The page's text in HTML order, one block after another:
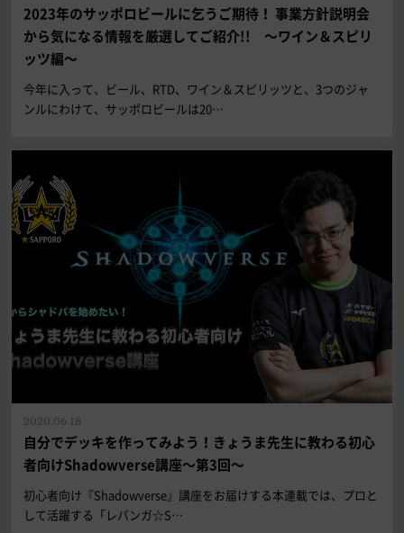
2023年のサッポロビールに乞うご期待！ 事業方針説明会
から気になる情報を厳選してご紹介!! ～ワイン＆スピリ
ッツ編～
今年に入って、ビール、RTD、ワイン＆スピリッツと、3つのジャ
ンルにわけて、サッポロビールは20…
自分でデッキを作ってみよう！きょうま先生に教わる初心
者向けShadowverse講座～第3回～
2020.06.18
初心者向け『Shadowverse』講座をお届けする本連載では、プロと
して活躍する「レバンガ☆S…